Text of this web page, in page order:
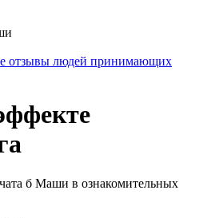
отзывы людей принимающих
б Маши в ознакомительных